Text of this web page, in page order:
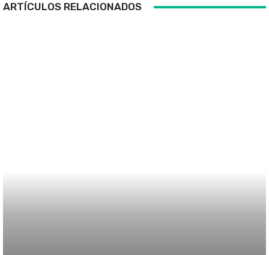
ARTÍCULOS RELACIONADOS